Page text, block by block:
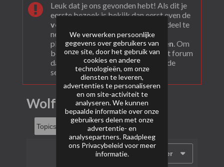
Leuk dat je ons gevonden hebt! Als dit je
eerste bezoek is bekijk dan eerst even de
veel gestelde vragen
. Om actief deel te
nemen en ook berichten te kunnen
plaatsen moet je je eerstregisteren. Om
berichten te bekijken, selecteer het forum
dat je wil bezoeken uit onderstaande
selectie.
Wolff Selection
Filter
We verwerken persoonlijke
gegevens over gebruikers van
onze site, door het gebruik van
cookies en andere
technologieën, om onze
diensten te leveren,
advertenties te personaliseren
en om site-activiteit te
analyseren. We kunnen
bepaalde informatie over onze
gebruikers delen met onze
advertentie- en
analysepartners. Raadpleeg
ons Privacybeleid voor meer
informatie.